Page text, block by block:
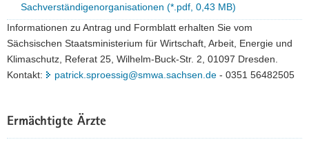
Sachverständigenorganisationen (*.pdf, 0,43 MB)
Informationen zu Antrag und Formblatt erhalten Sie vom
Sächsischen Staatsministerium für Wirtschaft, Arbeit, Energie und
Klimaschutz, Referat 25, Wilhelm-Buck-Str. 2, 01097 Dresden.
Kontakt:
patrick.sproessig@smwa.sachsen.de - 0351 56482505
Ermächtigte Ärzte